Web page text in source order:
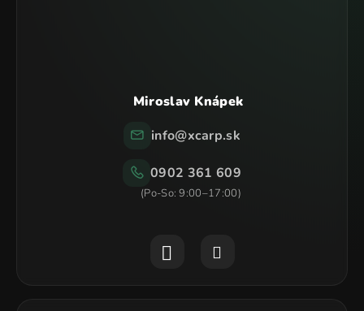
Miroslav Knápek
info@xcarp.sk
0902 361 609